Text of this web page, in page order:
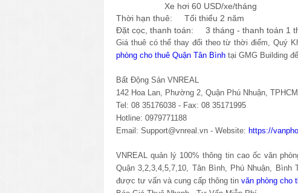
Xe hơi 60 USD/xe/tháng
Thời hạn thuê: Tối thiểu 2 năm
Đặt cọc, thanh toán: 3 tháng - thanh toán 1
Giá thuê có thể thay đổi theo từ thời điểm, Quý
phòng cho thuê Quận Tân Bình tại GMG Building
Bất Động Sản VNREAL
142 Hoa Lan, Phường 2, Quận Phú Nhuận, TPHCM
Tel: 08 35176038 - Fax: 08 35171995
Hotline: 0979771188
Email: Support@vnreal.vn - Website: https://
VNREAL quản lý 100% thông tin cao ốc văn
Quận 3,2,3,4,5,7,10, Tân Bình, Phú Nhuận,
được tư vấn và cung cấp thông tin văn phòng cho